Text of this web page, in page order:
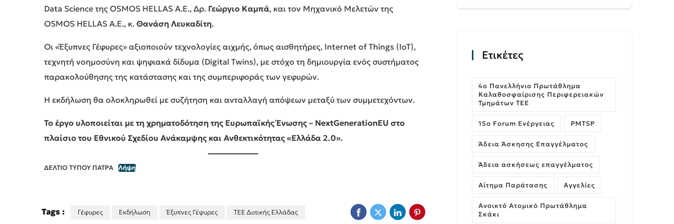
Data Science της OSMOS HELLAS A.E., Δρ. Γεώργιο Καμπά, και τον Μηχανικό Μελετών της
OSMOS HELLAS A.E., κ. Θανάση Λευκαδίτη.
Οι «Έξυπνες Γέφυρες» αξιοποιούν τεχνολογίες αιχμής, όπως αισθητήρες, Internet of Things (IoT),
τεχνητή νοημοσύνη και ψηφιακά δίδυμα (Digital Twins), με στόχο τη δημιουργία ενός συστήματος
παρακολούθησης της κατάστασης και της συμπεριφοράς των γεφυρών.
Η εκδήλωση θα ολοκληρωθεί με συζήτηση και ανταλλαγή απόψεων μεταξύ των συμμετεχόντων.
Το έργο υλοποιείται με τη χρηματοδότηση της Ευρωπαϊκής Ένωσης – NextGenerationEU στο
πλαίσιο του Εθνικού Σχεδίου Ανάκαμψης και Ανθεκτικότητας «Ελλάδα 2.0».
ΔΕΛΤΙΟ ΤΥΠΟΥ ΠΑΤΡΑ Λήψη
Tags : Γέφυρες Εκδήλωση Έξυπνες Γέφυρες ΤΕΕ Δυτικής Ελλάδας
Ετικέτες
4ο Πανελλήνιο Πρωτάθλημα
Καλαθοσφαίρισης Περιφερειακών
Τμημάτων ΤΕΕ
15ο Forum Ενέργειας PMTSP
Άδεια Άσκησης Επαγγέλματος
Άδεια ασκήσεως επαγγέλματος
Αίτημα Παράτασης Αγγελίες
Ανοικτό Ατομικό Πρωτάθλημα
Σκάκι